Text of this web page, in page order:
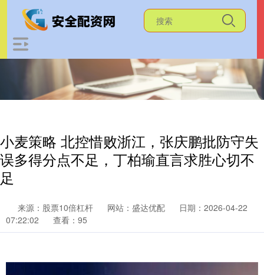
小麦策略 北控惜败浙江，张庆鹏批防守失
误多得分点不足，丁柏瑜直言求胜心切不
足
来源：股票10倍杠杆 网站：盛达优配
日期：2026-04-22
07:22:02
查看：95